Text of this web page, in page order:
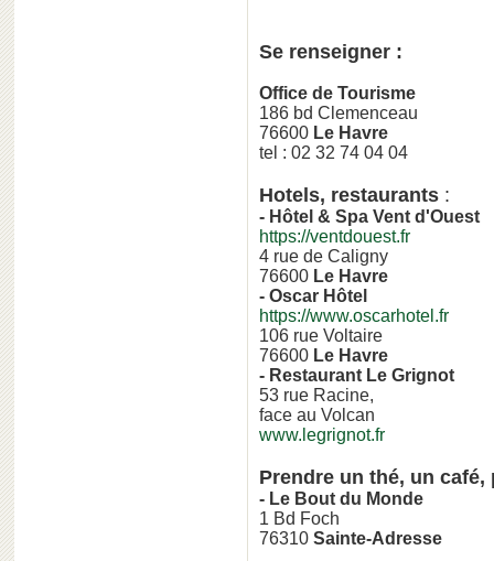
Se renseigner :
Office de Tourisme
186 bd Clemenceau
76600 Le Havre
tel : 02 32 74 04 04
Hotels, restaurants :
- Hôtel & Spa Vent d'Ouest
https://ventdouest.fr
4 rue de Caligny
76600 Le Havre
- Oscar Hôtel
https://www.oscarhotel.fr
106 rue Voltaire
76600 Le Havre
- Restaurant Le Grignot
53 rue Racine,
face au Volcan
www.legrignot.fr
Prendre un thé, un
- Le Bout du Monde
1 Bd Foch
76310 Sainte-Adresse